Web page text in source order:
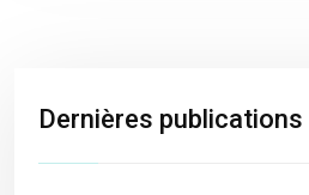
Dernières publications